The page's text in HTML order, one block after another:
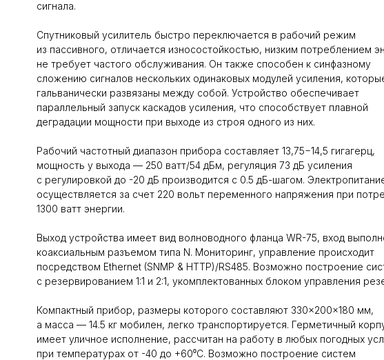
сигнала.
Спутниковый усилитель быстро переключается в рабочий режим
из пассивного, отличается износостойкостью, низким потреблением
не требует частого обслуживания. Он также способен к синфазному
сложению сигналов нескольких одинаковых модулей усиления,
гальванически развязаны между собой. Устройство обеспечивает
параллельный запуск каскадов усиления, что способствует плавной
деградации мощности при выходе из строя одного из них.
Рабочий частотный диапазон прибора составляет 13,75−14,5 гигагерц,
мощность у выхода — 250 ватт/54 дБм, регуляция 73 дБ усиления
с регулировкой до -20 дБ производится с 0.5 дБ-шагом.
осуществляется за счет 220 вольт переменного напряжения при
1300 ватт энергии.
Выход устройства имеет вид волноводного фланца WR-75, вход
коаксиальным разъемом типа N. Мониторинг, управление происходит
посредством Ethernet (SNMP & HTTP)/RS485. Возможно построение
с резервированием 1:1 и 2:1, укомплектованных блоком управления
Компактный прибор, размеры которого составляют 330×200×180 мм,
а масса — 14.5 кг мобилен, легко транспортируется. Герметичный
имеет уличное исполнение, рассчитан на работу в любых погодных
при температурах от -40 до +60⁰С. Возможно построение систем